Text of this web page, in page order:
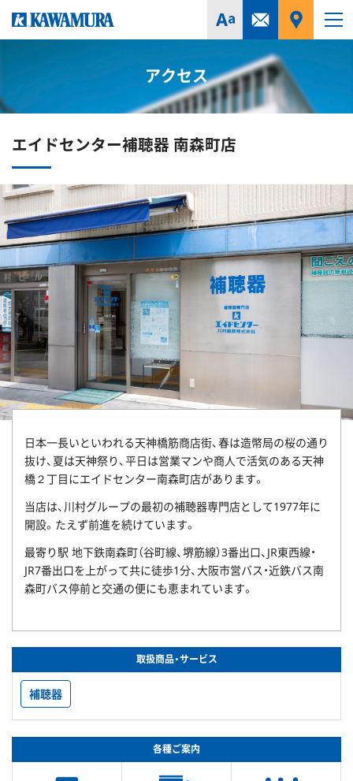
アクセス
エイドセンター補聴器 南森町店
日本一長いといわれる天神橋筋商店街、春は造幣局の桜の通り
抜け、夏は天神祭り、平日は営業マンや商人で活気のある天神
橋２丁目にエイドセンター南森町店があります。
当店は、川村グループの最初の補聴器専門店として1977年に
開設。たえず前進を続けています。
最寄り駅 地下鉄南森町（谷町線、堺筋線）3番出口、JR東西線・
JR7番出口を上がって共に徒歩1分、大阪市営バス・近鉄バス南
森町バス停前と交通の便にも恵まれています。
取扱商品・サービス
補聴器
各種ご案内